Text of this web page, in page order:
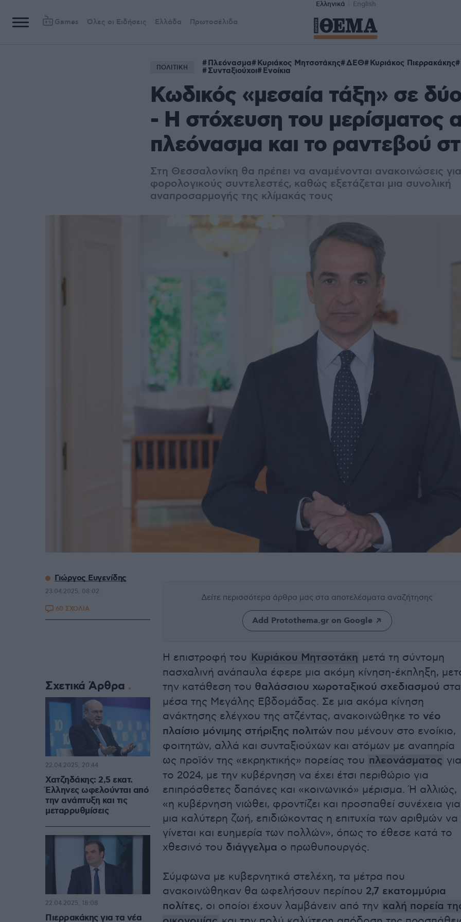
Ελληνικά English
Games Όλες οι Ειδήσεις Ελλάδα Πρωτοσέλιδα
ΠΟΛΙΤΙΚΗ Πλεόνασμα Κυριάκος Μητσοτάκης ΔΕΘ Κυριάκος Πιερρακάκης
Συνταξιούχοι Ενοίκια
Κωδικός «μεσαία τάξη» σε
- Η στόχευση του μερίσματος
πλεόνασμα και το ραντεβού
Στη Θεσσαλονίκη θα πρέπει να αναμένονται ανακοινώσεις
φορολογικούς συντελεστές, καθώς εξετάζεται μια συνολική
αναπροσαρμογής της κλίμακάς τους
Δείτε περισσότερα άρθρα μας στα αποτελέσματα αναζήτησης
Add Protothema.gr on Google
Η επιστροφή του Κυριάκου Μητσοτάκη μετά τη σύντομη
πασχαλινή ανάπαυλα έφερε μια ακόμη κίνηση-έκπληξη,
την κατάθεση του θαλάσσιου χωροταξικού σχεδιασμού στα
μέσα της Μεγάλης Εβδομάδας. Σε μια ακόμα κίνηση
ανάκτησης ελέγχου της ατζέντας, ανακοινώθηκε το νέο
πλαίσιο μόνιμης στήριξης πολιτών που μένουν στο ενοίκιο,
φοιτητών, αλλά και συνταξιούχων και ατόμων με αναπηρία
ως προϊόν της «εκρηκτικής» πορείας του πλεονάσματος για
το 2024, με την κυβέρνηση να έχει έτσι περιθώριο για
επιπρόσθετες δαπάνες και «κοινωνικό» μέρισμα. Ή αλλιώς,
«η κυβέρνηση νιώθει, φροντίζει και προσπαθεί συνέχεια για
μια καλύτερη ζωή, επιδιώκοντας η επιτυχία των αριθμών να
γίνεται και ευημερία των πολλών», όπως το έθεσε κατά το
χθεσινό του διάγγελμα ο πρωθυπουργός.
Σύμφωνα με κυβερνητικά στελέχη, τα μέτρα που
ανακοινώθηκαν θα ωφελήσουν περίπου 2,7 εκατομμύρια
πολίτες, οι οποίοι έχουν λαμβάνειν από την καλή πορεία
Γιώργος Ευγενίδης
23.04.2025, 08:02
60 ΣΧΟΛΙΑ
Σχετικά Άρθρα
Χατζηδάκης: 2,5 εκατ.
Έλληνες ωφελούνται από
την ανάπτυξη και τις
μεταρρυθμίσεις
22.04.2025, 20:44
Πιερρακάκης για τα νέα
22.04.2025, 18:08